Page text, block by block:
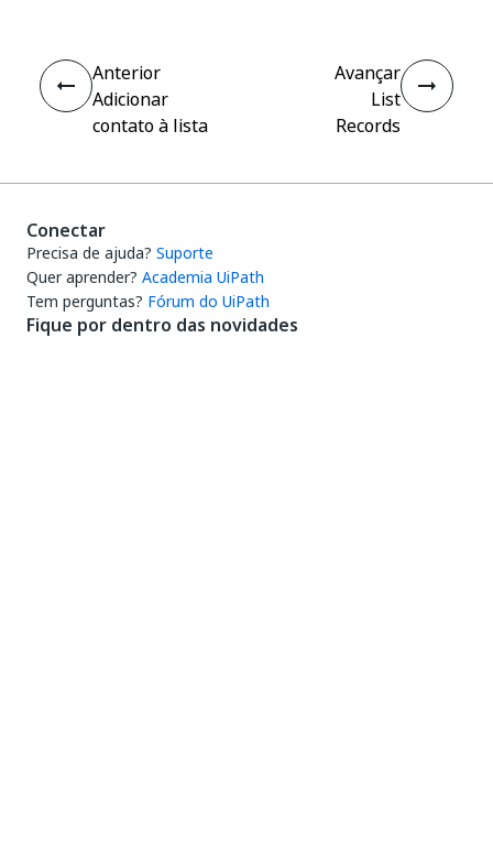
Anterior
Adicionar
contato à lista
Avançar
List
Records
Conectar
Precisa de ajuda? Suporte
Quer aprender? Academia UiPath
Tem perguntas? Fórum do UiPath
Fique por dentro das novidades